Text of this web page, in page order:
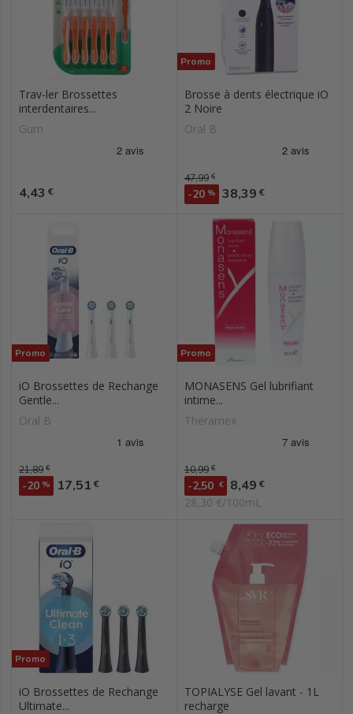
Trav-ler Brossettes
interdentaires...
Gum
Prix
4,43 €
Promo
Brosse à dents électrique iO
2 Noire
Oral B
Prix de base
47,99 €
-20 % Prix
38,39 €
Promo
iO Brossettes de Rechange
Gentle...
Oral B
Prix de base
21,89 €
-20 % Prix
17,51 €
Promo
MONASENS Gel lubrifiant
intime...
Theramex
Prix de base
10,99 €
-2,50 € Prix
8,49 €
28,30 €/100mL
Promo
iO Brossettes de Rechange
Ultimate...
TOPIALYSE Gel lavant - 1L
recharge